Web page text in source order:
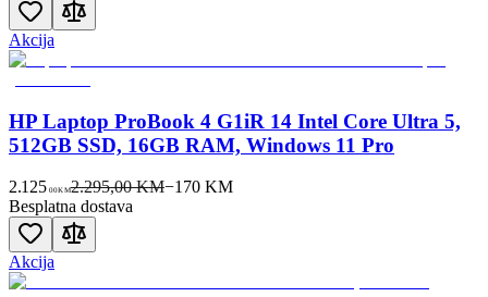
Akcija
HP Laptop ProBook 4 G1iR 14 Intel Core Ultra 5,
512GB SSD, 16GB RAM, Windows 11 Pro
2.125 00KM2.295,00 KM−170KM
Besplatna dostava
Akcija